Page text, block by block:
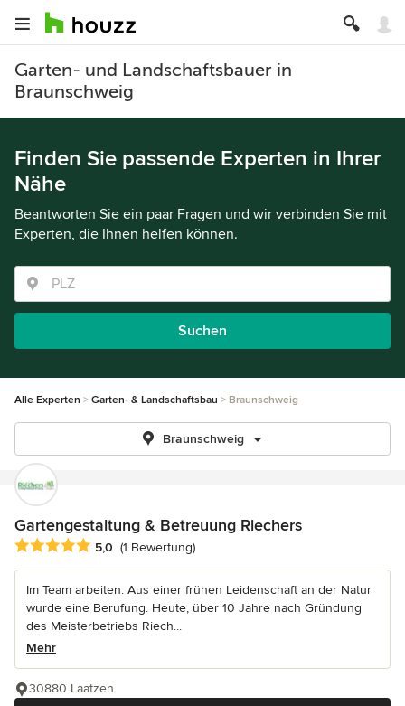
Garten- und Landschaftsbauer in
Braunschweig
Finden Sie passende Experten in Ihrer
Nähe
Beantworten Sie ein paar Fragen und wir verbinden Sie mit
Experten, die Ihnen helfen können.
Suchen
Alle Experten Garten- & Landschaftsbau Braunschweig
Braunschweig
Gartengestaltung & Betreuung Riechers
Durchschnittliche Bewertung: 5 von 5 Sternen
5,0 (1 Bewertung)
Im Team arbeiten. Aus einer frühen Leidenschaft an der Natur
wurde eine Berufung. Heute, über 10 Jahre nach Gründung
des Meisterbetriebs Riech...
Mehr
30880 Laatzen